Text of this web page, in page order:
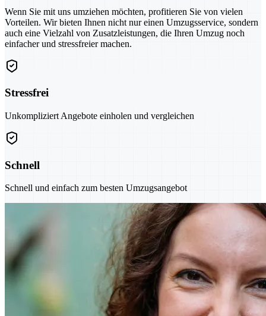
Wenn Sie mit uns umziehen möchten, profitieren Sie von vielen
Vorteilen. Wir bieten Ihnen nicht nur einen Umzugsservice, sondern
auch eine Vielzahl von Zusatzleistungen, die Ihren Umzug noch
einfacher und stressfreier machen.
Stressfrei
Unkompliziert Angebote einholen und vergleichen
Schnell
Schnell und einfach zum besten Umzugsangebot